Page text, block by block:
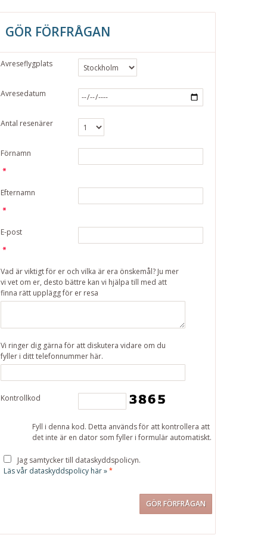
GÖR FÖRFRÅGAN
Avreseflygplats
Avresedatum
Antal resenärer
Förnamn
Efternamn
E-post
Vad är viktigt för er och vilka är era önskemål? Ju mer
vi vet om er, desto bättre kan vi hjälpa till med att
finna rätt upplägg för er resa
Vi ringer dig gärna för att diskutera vidare om du
fyller i ditt telefonnummer här.
Kontrollkod
Fyll i denna kod. Detta används för att kontrollera att
det inte är en dator som fyller i formulär automatiskt.
Jag samtycker till dataskyddspolicyn.
Läs vår dataskyddspolicy här » *